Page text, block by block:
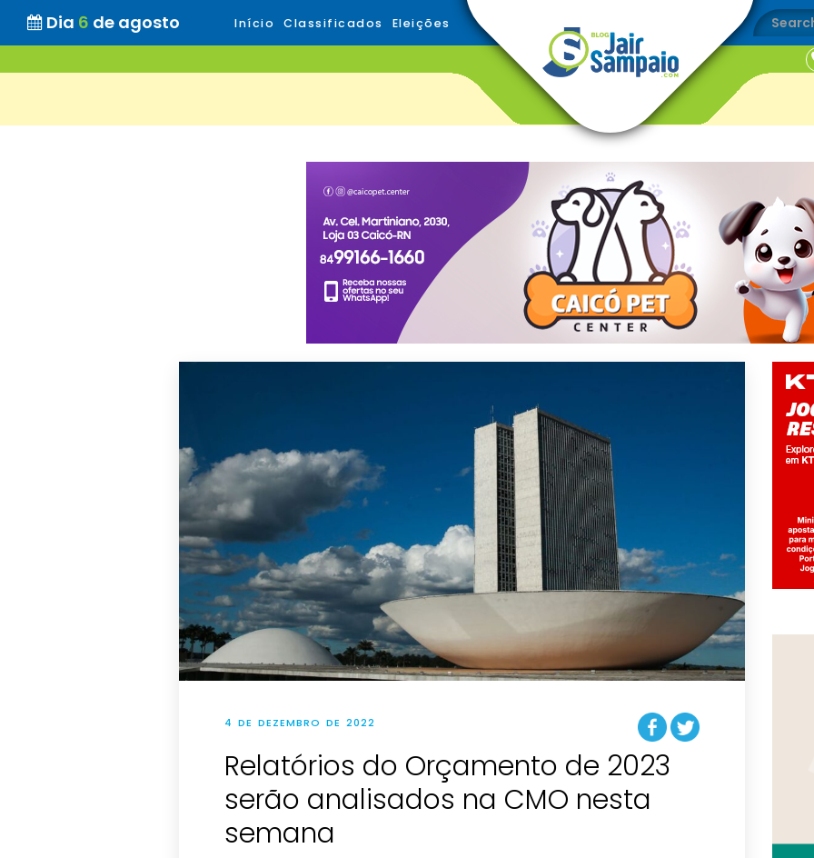
Dia 6 de agosto Início Classificados Eleições
4 DE DEZEMBRO DE 2022
Relatórios do Orçamento de 2023
serão analisados na CMO nesta
semana